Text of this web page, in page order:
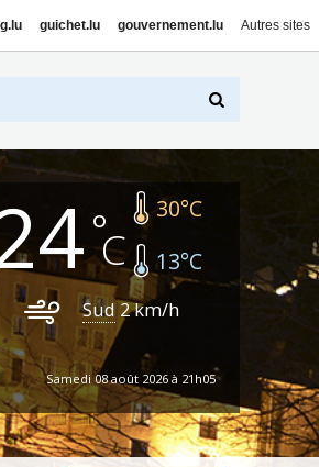
guichet.lu gouvernement.lu Autres sites
30°C
13°C
Sud 2km/h
Samedi 08 août 2026 à 21h05